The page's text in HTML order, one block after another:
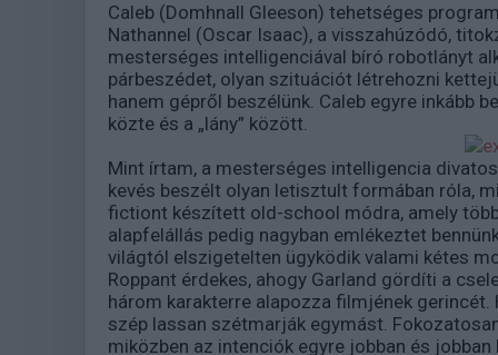
Caleb (Domhnall Gleeson) tehetséges
Nathannel (Oscar Isaac), a visszahúzódó,
mesterséges intelligenciával bíró robotlányt
párbeszédet, olyan szituációt létrehozni
hanem gépről beszélünk. Caleb egyre inkább
közte és a „lány” között.
Mint írtam, a mesterséges intelligencia
kevés beszélt olyan letisztult formában róla,
fictiont készített old-school módra, amely
alapfelállás pedig nagyban emlékeztet
világtól elszigetelten ügyködik valami kétes
Roppant érdekes, ahogy Garland gördíti a
három karakterre alapozza filmjének gerincét.
szép lassan szétmarják egymást.
miközben az intenciók egyre jobban és